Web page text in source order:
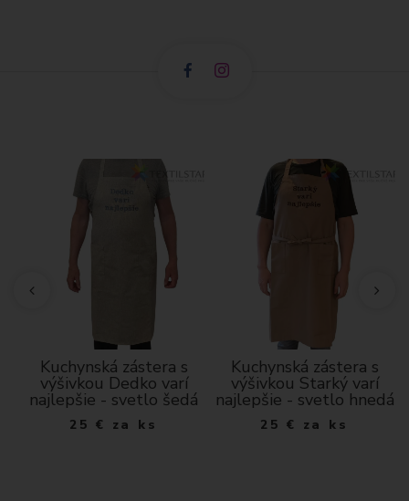
Kuchynská zástera s
výšivkou Dedko varí
najlepšie - svetlo šedá
25 € za ks
Kuchynská zástera s
výšivkou Starký varí
najlepšie - svetlo hnedá
25 € za ks